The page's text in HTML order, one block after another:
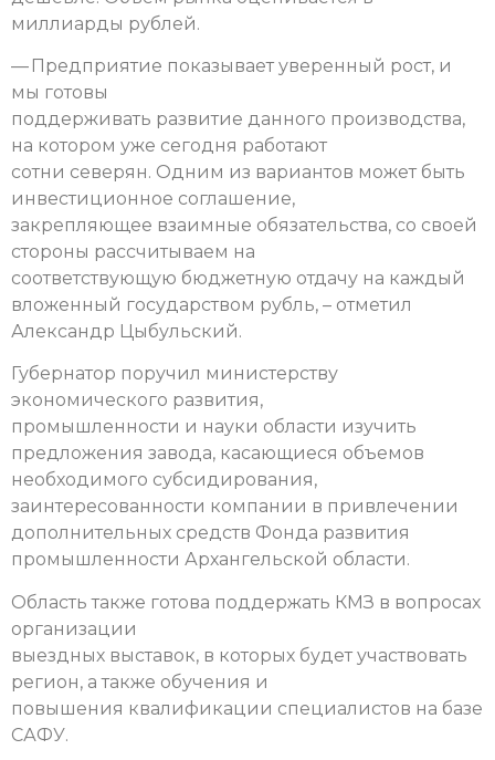
миллиарды рублей.
— Предприятие показывает уверенный рост, и
мы готовы
поддерживать развитие данного производства,
на котором уже сегодня работают
сотни северян. Одним из вариантов может быть
инвестиционное соглашение,
закрепляющее взаимные обязательства, со своей
стороны рассчитываем на
соответствующую бюджетную отдачу на каждый
вложенный государством рубль, – отметил
Александр Цыбульский.
Губернатор поручил министерству
экономического развития,
промышленности и науки области изучить
предложения завода, касающиеся объемов
необходимого субсидирования,
заинтересованности компании в привлечении
дополнительных средств Фонда развития
промышленности Архангельской области.
Область также готова поддержать КМЗ в вопросах
организации
выездных выставок, в которых будет участвовать
регион, а также обучения и
повышения квалификации специалистов на базе
САФУ.